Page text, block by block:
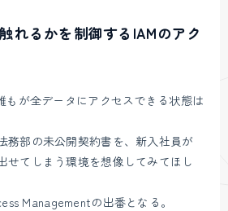
れるかを制御するIAMのアク
もが全データにアクセスできる状態は
務部の未公開契約書を、新入社員が
せてしまう環境を想像してみてほし
Managementの出番となる。